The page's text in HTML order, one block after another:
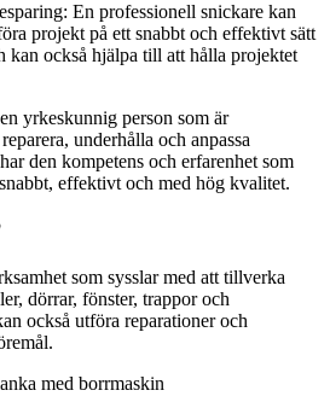
En professionell snickare kan
projekt på ett snabbt och effektivt sätt
kan också hjälpa till att hålla projektet
yrkeskunnig person som är
underhålla och anpassa
den kompetens och erfarenhet som
effektivt och med hög kvalitet.
som sysslar med att tillverka
dörrar, fönster, trappor och
också utföra reparationer och